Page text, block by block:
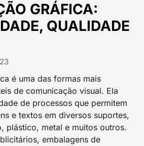
GRÁFICA:
QUALIDADE
é uma das formas mais
de comunicação visual. Ela
de processos que permitem
e textos em diversos suportes,
plástico, metal e muitos outros.
embalagens de